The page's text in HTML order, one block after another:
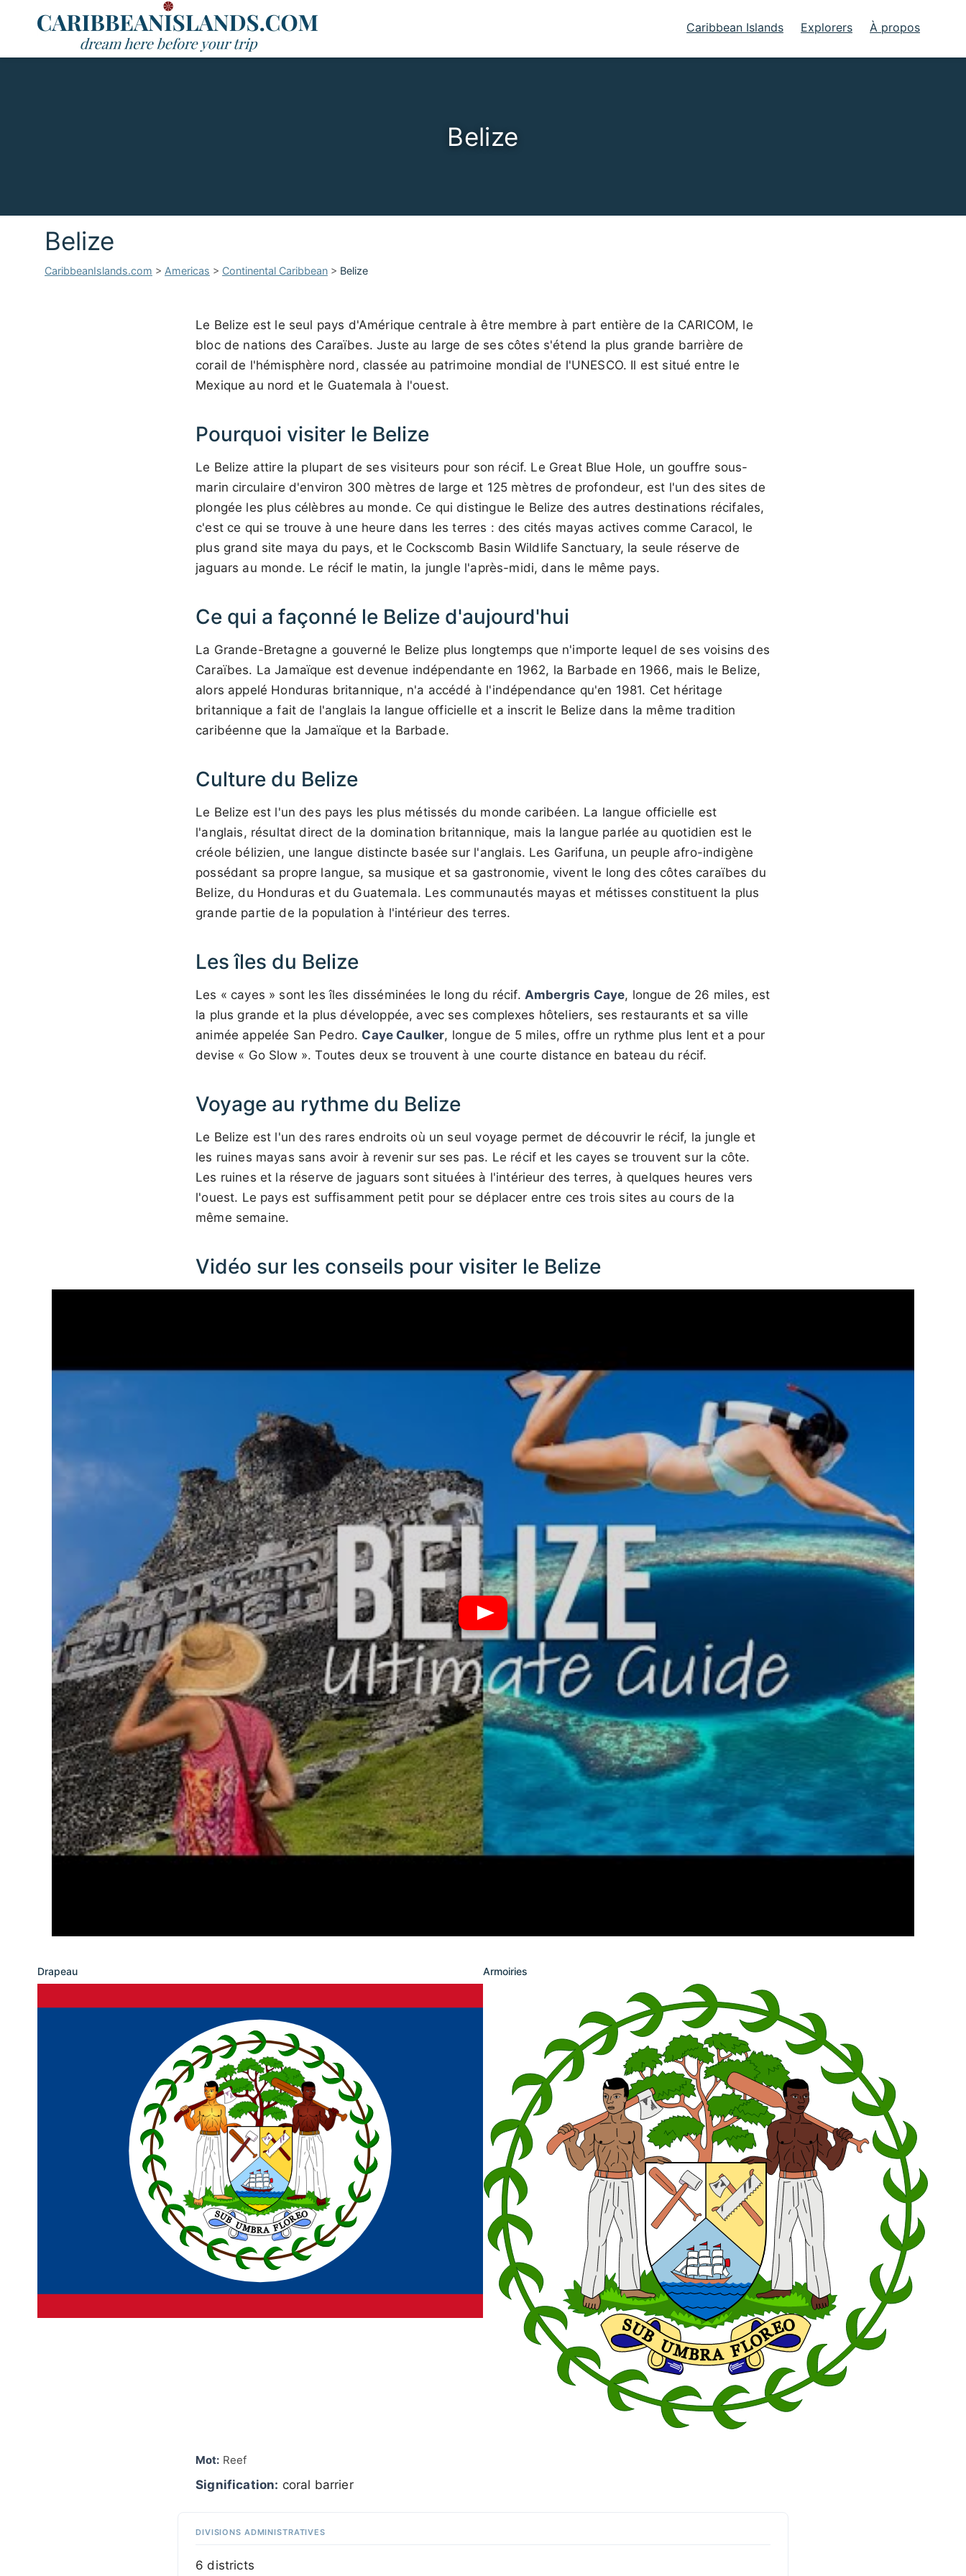
Caribbean Islands Explorers À propos
Belize
Belize
CaribbeanIslands.com > Americas > Continental Caribbean > Belize
Le Belize est le seul pays d'Amérique centrale à être membre à part entière de la CARICOM, le
bloc de nations des Caraïbes. Juste au large de ses côtes s'étend la plus grande barrière de
corail de l'hémisphère nord, classée au patrimoine mondial de l'UNESCO. Il est situé entre le
Mexique au nord et le Guatemala à l'ouest.
Pourquoi visiter le Belize
Le Belize attire la plupart de ses visiteurs pour son récif. Le Great Blue Hole, un gouffre sous-
marin circulaire d'environ 300 mètres de large et 125 mètres de profondeur, est l'un des sites de
plongée les plus célèbres au monde. Ce qui distingue le Belize des autres destinations récifales,
c'est ce qui se trouve à une heure dans les terres : des cités mayas actives comme Caracol, le
plus grand site maya du pays, et le Cockscomb Basin Wildlife Sanctuary, la seule réserve de
jaguars au monde. Le récif le matin, la jungle l'après-midi, dans le même pays.
Ce qui a façonné le Belize d'aujourd'hui
La Grande-Bretagne a gouverné le Belize plus longtemps que n'importe lequel de ses voisins des
Caraïbes. La Jamaïque est devenue indépendante en 1962, la Barbade en 1966, mais le Belize,
alors appelé Honduras britannique, n'a accédé à l'indépendance qu'en 1981. Cet héritage
britannique a fait de l'anglais la langue officielle et a inscrit le Belize dans la même tradition
caribéenne que la Jamaïque et la Barbade.
Culture du Belize
Le Belize est l'un des pays les plus métissés du monde caribéen. La langue officielle est
l'anglais, résultat direct de la domination britannique, mais la langue parlée au quotidien est le
créole bélizien, une langue distincte basée sur l'anglais. Les Garifuna, un peuple afro-indigène
possédant sa propre langue, sa musique et sa gastronomie, vivent le long des côtes caraïbes du
Belize, du Honduras et du Guatemala. Les communautés mayas et métisses constituent la plus
grande partie de la population à l'intérieur des terres.
Les îles du Belize
Les « cayes » sont les îles disséminées le long du récif. Ambergris Caye, longue de 26 miles, est
la plus grande et la plus développée, avec ses complexes hôteliers, ses restaurants et sa ville
animée appelée San Pedro. Caye Caulker, longue de 5 miles, offre un rythme plus lent et a pour
devise « Go Slow ». Toutes deux se trouvent à une courte distance en bateau du récif.
Voyage au rythme du Belize
Le Belize est l'un des rares endroits où un seul voyage permet de découvrir le récif, la jungle et
les ruines mayas sans avoir à revenir sur ses pas. Le récif et les cayes se trouvent sur la côte.
Les ruines et la réserve de jaguars sont situées à l'intérieur des terres, à quelques heures vers
l'ouest. Le pays est suffisamment petit pour se déplacer entre ces trois sites au cours de la
même semaine.
Vidéo sur les conseils pour visiter le Belize
Drapeau Armoiries
Mot: Reef
Signification: coral barrier
DIVISIONS ADMINISTRATIVES
6 districts